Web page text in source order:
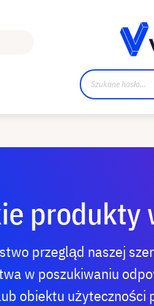
produkty
przegląd naszej
w poszukiwaniu
obiektu użyteczności